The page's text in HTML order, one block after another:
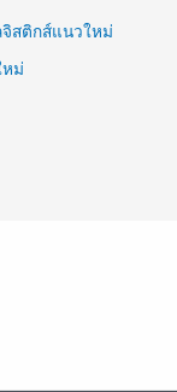
สติกส์แนวใหม่
หม่